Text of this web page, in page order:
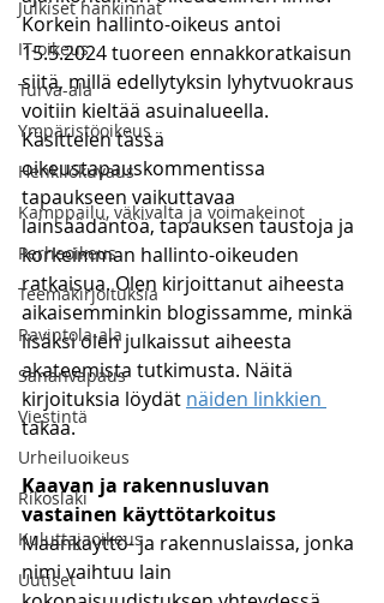
Julkiset hankinnat
IT-oikeus
Turva-ala
Ympäristöoikeus
Henkilökuvaus
Kamppailu, väkivalta ja voimakeinot
Perheoikeus
Teemakirjoituksia
Ravintola-ala
Sananvapaus
Viestintä
Urheiluoikeus
Rikoslaki
Kuluttajaoikeus
Uutiset
Korkein hallinto-oikeus antoi
15.5.2024 tuoreen ennakkoratkaisun
siitä, millä edellytyksin lyhytvuokraus
voitiin kieltää asuinalueella.
Käsittelen tässä
oikeustapauskommentissa
tapaukseen vaikuttavaa
lainsäädäntöä, tapauksen taustoja ja
korkeimman hallinto-oikeuden
ratkaisua. Olen kirjoittanut aiheesta
aikaisemminkin blogissamme, minkä
lisäksi olen julkaissut aiheesta
akateemista tutkimusta. Näitä
kirjoituksia löydät näiden linkkien
takaa.
Kaavan ja rakennusluvan
vastainen käyttötarkoitus
Maankäyttö- ja rakennuslaissa, jonka
nimi vaihtuu lain